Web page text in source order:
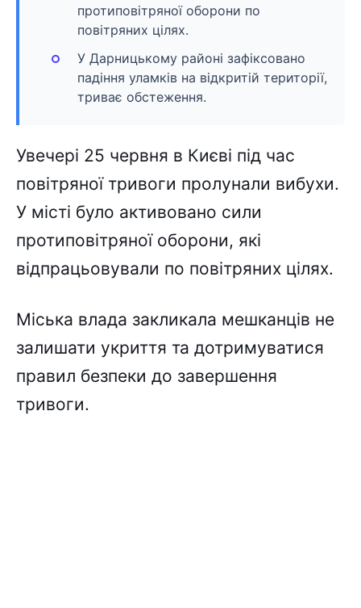
протиповітряної оборони по
повітряних цілях.
У Дарницькому районі зафіксовано
падіння уламків на відкритій території,
триває обстеження.
Увечері 25 червня в Києві під час
повітряної тривоги пролунали вибухи.
У місті було активовано сили
протиповітряної оборони, які
відпрацьовували по повітряних цілях.
Міська влада закликала мешканців не
залишати укриття та дотримуватися
правил безпеки до завершення
тривоги.